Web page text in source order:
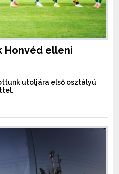
Honvéd elleni
utoljára első osztályú